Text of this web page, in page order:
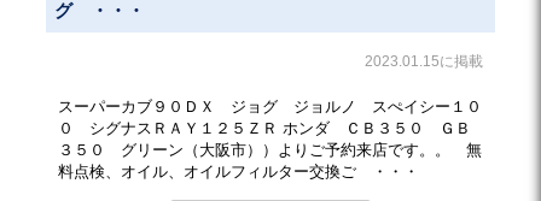
グ ・・・
2023.01.15に掲載
スーパーカブ９０ＤＸ ジョグ ジョルノ スぺイシー１０
０ シグナスＲＡＹ１２５ＺＲ ホンダ ＣＢ３５０ ＧＢ
３５０ グリーン（大阪市））よりご予約来店です。。 無
料点検、オイル、オイルフィルター交換ご ・・・